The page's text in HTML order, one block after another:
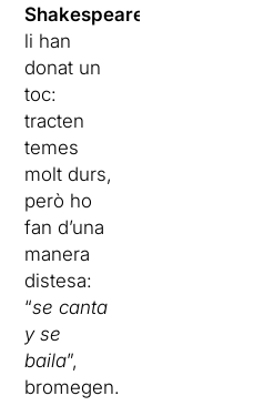
Shakespeare
li han
donat un
toc:
tracten
temes
molt durs,
però ho
fan d’una
manera
distesa:
“se canta
y se
baila”,
bromegen.